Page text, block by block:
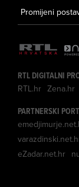
Promijeni
RTL DIGITALNI
RTL.hr Zena.hr
PARTNERSKI
eZadar.net.hr